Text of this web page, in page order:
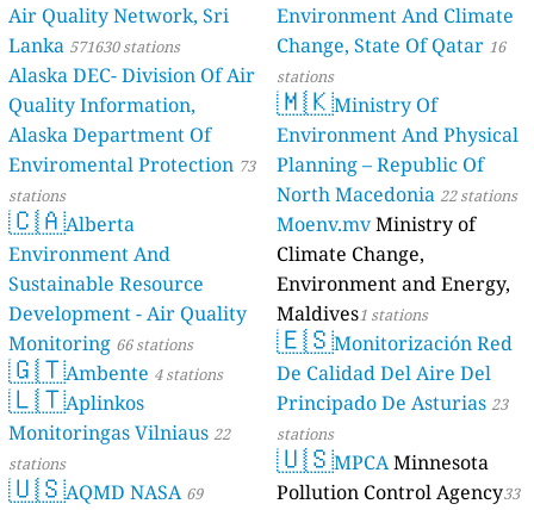
Air Quality Network, Sri
Lanka 571630 stations
Alaska DEC- Division Of Air
Quality Information,
Alaska Department Of
Enviromental Protection 73
stations
🇨🇦Alberta
Environment And
Sustainable Resource
Development - Air Quality
Monitoring 66 stations
🇬🇹Ambente 4 stations
🇱🇹Aplinkos
Monitoringas Vilniaus 22
stations
🇺🇸AQMD NASA 69
Environment And Climate
Change, State Of Qatar 16
stations
🇲🇰Ministry Of
Environment And Physical
Planning – Republic Of
North Macedonia 22 stations
Moenv.mvMinistry of
Climate Change,
Environment and Energy,
Maldives1 stations
🇪🇸Monitorización Red
De Calidad Del Aire Del
Principado De Asturias 23
stations
🇺🇸MPCAMinnesota
Pollution Control Agency33